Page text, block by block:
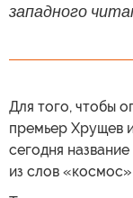
западного
Для того, чтобы
премьер Хрущев
сегодня
из слов